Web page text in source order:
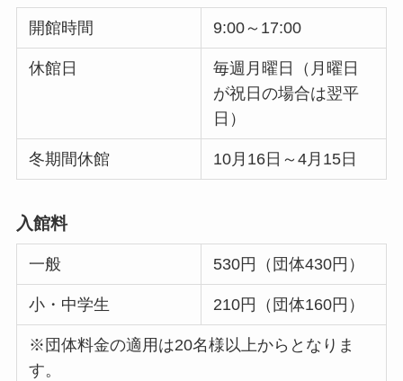
開館時間 9:00～17:00
休館日
毎週月曜日（月曜日
が祝日の場合は翌平
日）
冬期間休館 10月16日～4月15日
入館料
一般 530円（団体430円）
小・中学生 210円（団体160円）
※団体料金の適用は20名様以上からとなりま
す。